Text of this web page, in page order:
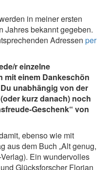
in meiner ersten
Jahres bekannt gegeben.
Adressen per
r einzelne
mit einem Dankeschön
unabhängig von der
kurz danach) noch
Geschenk“ von
ebenso wie mit
aus dem Buch „Alt genug,
Ein wundervolles
Glücksforscher Florian